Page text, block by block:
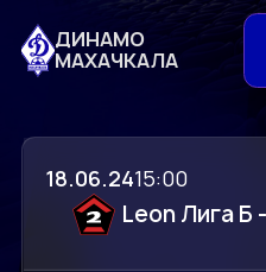
ДИНАМО
МАХАЧКАЛА
18.06.2415:00
Leon Лига Б